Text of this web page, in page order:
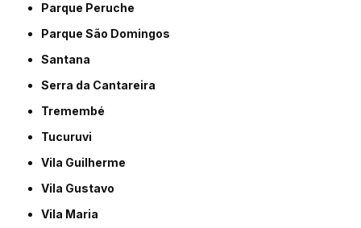
Parque Peruche
Parque São Domingos
Santana
Serra da Cantareira
Tremembé
Tucuruvi
Vila Guilherme
Vila Gustavo
Vila Maria